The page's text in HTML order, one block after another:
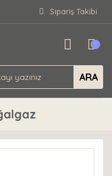
Sipariş Takibi
ARA